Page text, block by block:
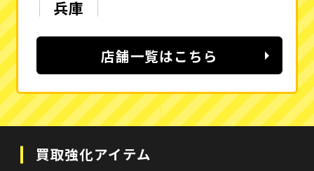
兵庫
店舗一覧はこちら
買取強化アイテム